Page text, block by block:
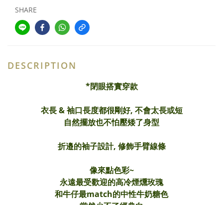
SHARE
DESCRIPTION
*閉眼搭實穿款
衣長 & 袖口長度都很剛好, 不會太長或短
自然擺放也不怕壓矮了身型
折邉的袖子設計, 修飾手臂線條
像來點色彩~
永遠最受歡迎的高冷煙燻玫瑰
和牛仔最match的中性牛奶糖色